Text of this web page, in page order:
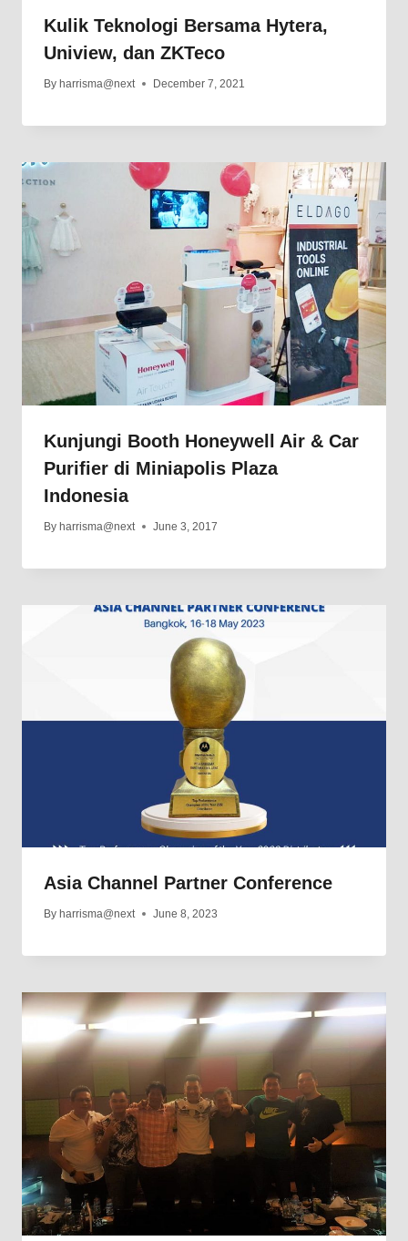
Kulik Teknologi Bersama Hytera,
Uniview, dan ZKTeco
By harrisma@next December 7, 2021
Kunjungi Booth Honeywell Air & Car
Purifier di Miniapolis Plaza
Indonesia
By harrisma@next June 3, 2017
Asia Channel Partner Conference
By harrisma@next June 8, 2023